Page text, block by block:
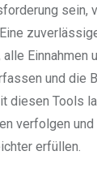
sein,
Einnahmen
und die
diesen Tools
verfolgen
erfüllen.